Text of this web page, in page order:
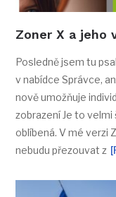
Zoner X a jeho
Posledně jsem tu
v nabídce Správce,
nově umožňuje
zobrazení Je to
oblíbená. V mé verzi
nebudu přezouvat z